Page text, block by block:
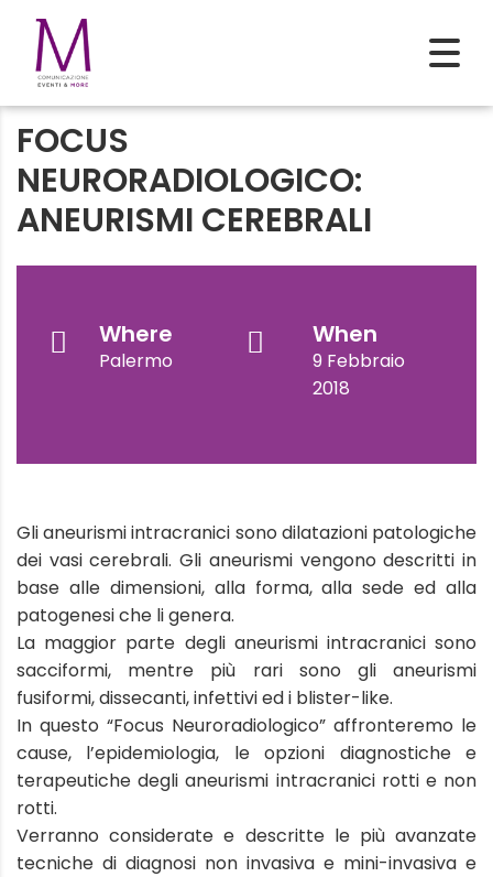
FOCUS
NEURORADIOLOGICO:
ANEURISMI CEREBRALI
Where
Palermo
When
9 Febbraio
2018
Gli aneurismi intracranici sono dilatazioni patologiche
dei vasi cerebrali. Gli aneurismi vengono descritti in
base alle dimensioni, alla forma, alla sede ed alla
patogenesi che li genera.
La maggior parte degli aneurismi intracranici sono
sacciformi, mentre più rari sono gli aneurismi
fusiformi, dissecanti, infettivi ed i blister-like.
In questo “Focus Neuroradiologico” affronteremo le
cause, l’epidemiologia, le opzioni diagnostiche e
terapeutiche degli aneurismi intracranici rotti e non
rotti.
Verranno considerate e descritte le più avanzate
tecniche di diagnosi non invasiva e mini-invasiva e